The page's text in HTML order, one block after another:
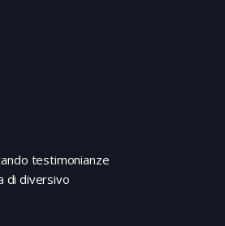
testimonianze
di diversivo